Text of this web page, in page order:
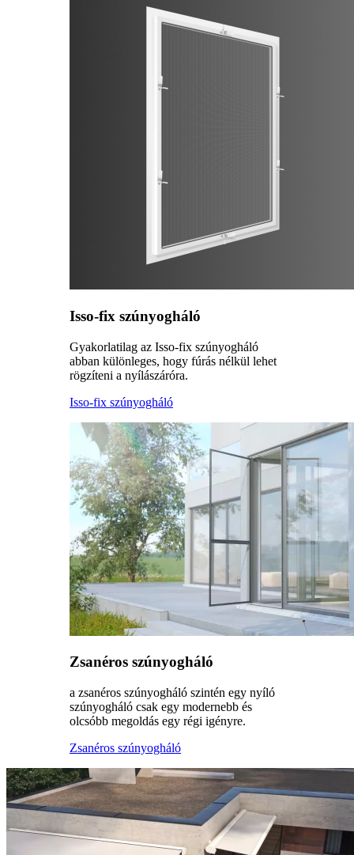
Isso-fix szúnyogháló
Gyakorlatilag az Isso-fix szúnyogháló
abban különleges, hogy fúrás nélkül lehet
rögzíteni a nyílászáróra.
Isso-fix szúnyogháló
Zsanéros szúnyogháló
a zsanéros szúnyogháló szintén egy nyíló
szúnyogháló csak egy modernebb és
olcsóbb megoldás egy régi igényre.
Zsanéros szúnyogháló